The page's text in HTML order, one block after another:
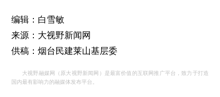
编辑：白雪敏
来源：大视野新闻网
供稿：烟台民建莱山基层委
大视野融媒网（原大视野新闻网）是最富价值的互联网推广平台，致力于打造
国内最有影响力的融媒体发布平台。